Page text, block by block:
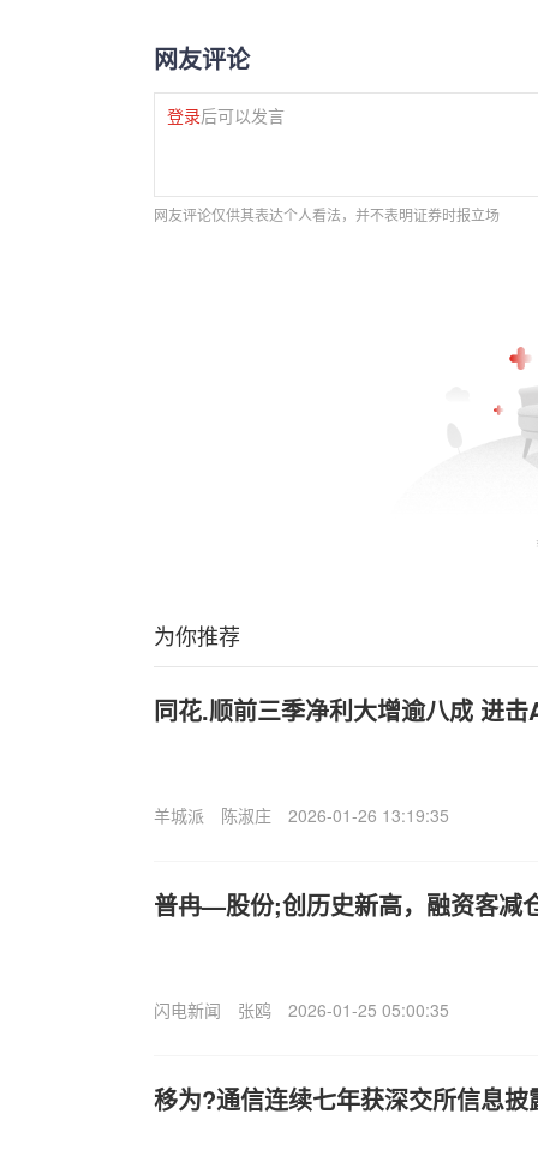
网友评论
登录后可以发言
网友评论仅供其表达个人看法，并不表明证券时报立场
为你推荐
同花.顺前三季净利大增逾八成 进击
羊城派 陈淑庄 2026-01-26 13:19:35
普冉—股份;创历史新高，融资客减
闪电新闻 张鸥 2026-01-25 05:00:35
移为?通信连续七年获深交所信息披